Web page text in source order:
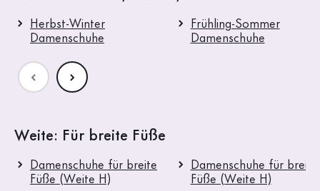
Herbst-Winter
Damenschuhe
Frühling-Sommer
Damenschuhe
Weite: Für breite Füße
Damenschuhe für breite
Füße (Weite H)
Damenschuhe für breite
Füße (Weite H)